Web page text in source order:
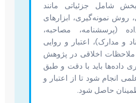
شامل جزئیاتی مانند
روش نمونه‌گیری، ابزارهای
(پرسشنامه، مصاحبه،
و مدارک)، اعتبار و روایی
ملاحظات اخلاقی در پژوهش
داده‌ها باید با دقت و طبق
انجام شود تا از اعتبار و
اطمینان حاصل شود.